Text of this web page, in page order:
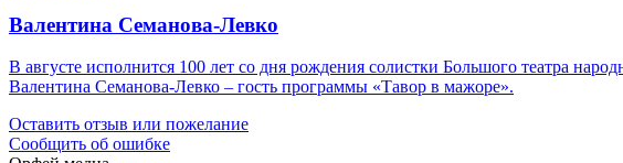
Валентина Семанова-Левко
В августе исполнится 100 лет со дня рождения солистки Большого театра
Валентина Семанова-Левко – гость программы «Тавор в мажоре».
Оставить отзыв или пожелание
Сообщить об ошибке